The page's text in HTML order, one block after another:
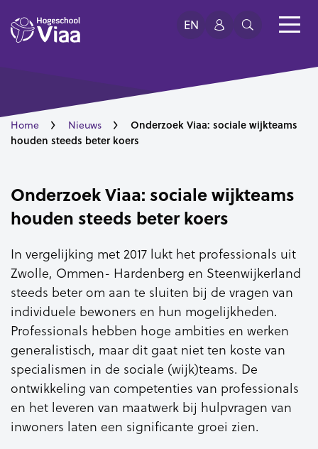
EN
Home Nieuws
Onderzoek Viaa: sociale wijkteams
houden steeds beter koers
Onderzoek Viaa: sociale wijkteams
houden steeds beter koers
In vergelijking met 2017 lukt het professionals uit
Zwolle, Ommen- Hardenberg en Steenwijkerland
steeds beter om aan te sluiten bij de vragen van
individuele bewoners en hun mogelijkheden.
Professionals hebben hoge ambities en werken
generalistisch, maar dit gaat niet ten koste van
specialismen in de sociale (wijk)teams. De
ontwikkeling van competenties van professionals
en het leveren van maatwerk bij hulpvragen van
inwoners laten een significante groei zien.